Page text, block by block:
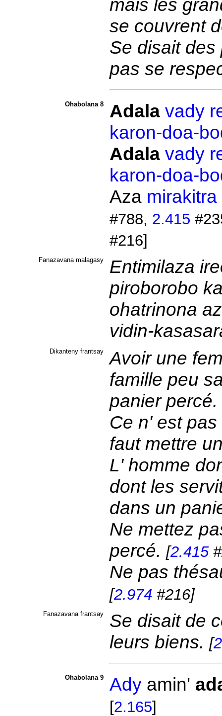
mais les
se couvrent
Se disait
pas se
Ohabolana 8 Adala vady
karon-doa-
Adala vady
karon-doa-
Aza mirakitra
#788, 2.415
#216]
Fanazavana malagasy
Entimilaza
piroborobo
ohatrinona
vidin-
Dikanteny frantsay
Avoir une
famille peu
panier percé.
Ce n' est
faut mettre
L' homme
dont les
dans un
Ne mettez
percé. [2.415
Ne pas
[2.974 #216]
Fanazavana frantsay
Se disait de
leurs biens. [
Ohabolana 9 Adyamin'
[2.165]